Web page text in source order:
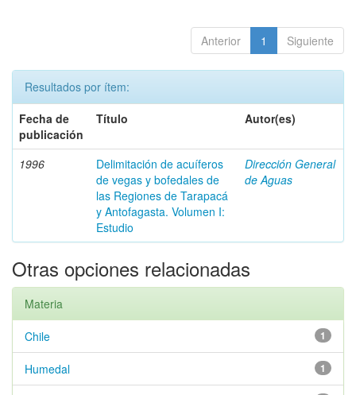
Anterior 1 Siguiente
Resultados por ítem:
Fecha de
publicación
Título Autor(es)
1996
Delimitación de acuíferos
de vegas y bofedales de
las Regiones de Tarapacá
y Antofagasta. Volumen I:
Estudio
Dirección General
de Aguas
Otras opciones relacionadas
Materia
1
Chile
1
Humedal